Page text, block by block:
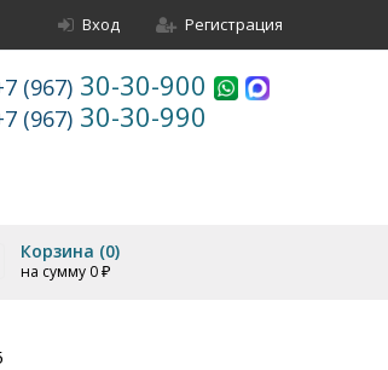
Вход Регистрация
(967) 30-30-900
(967) 30-30-990
Корзина (0)
на сумму 0 ₽